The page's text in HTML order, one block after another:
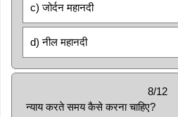
c) जोर्दन महानदी
d) नील महानदी
8/12
न्याय करते समय कैसे करना चाहिए?